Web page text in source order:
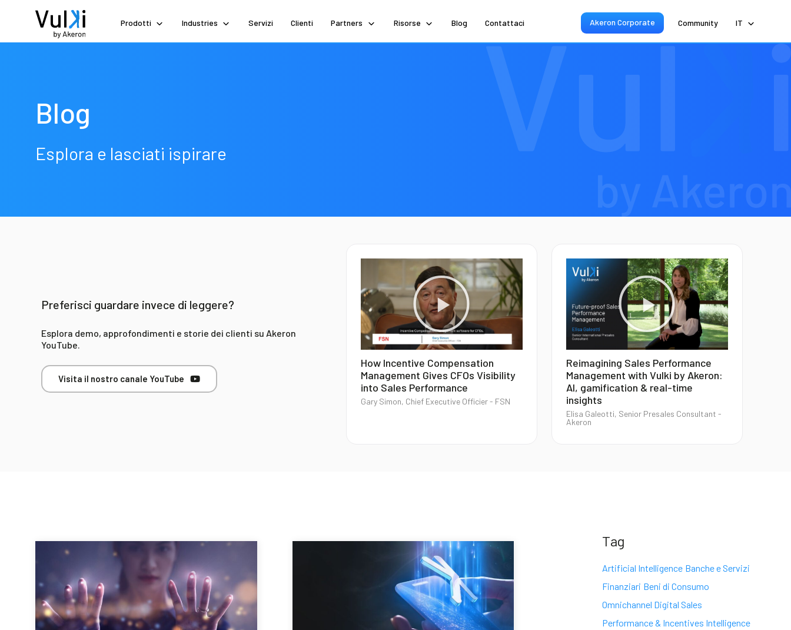
Prodotti Industries Servizi Clienti Partners Risorse Blog Contattaci Akeron Corporate Community IT
Blog
Esplora e lasciati ispirare
Preferisci guardare invece di leggere?
Esplora demo, approfondimenti e storie dei clienti su Akeron
YouTube.
Visita il nostro canale YouTube
How Incentive Compensation
Management Gives CFOs Visibility
into Sales Performance
Gary Simon, Chief Executive Officier - FSN
Reimagining Sales Performance
Management with Vulki by Akeron:
AI, gamification & real-time
insights
Elisa Galeotti, Senior Presales Consultant -
Akeron
Tag
Artificial Intelligence Banche e Servizi
Finanziari Beni di Consumo
Omnichannel Digital Sales
Performance & Incentives Intelligence